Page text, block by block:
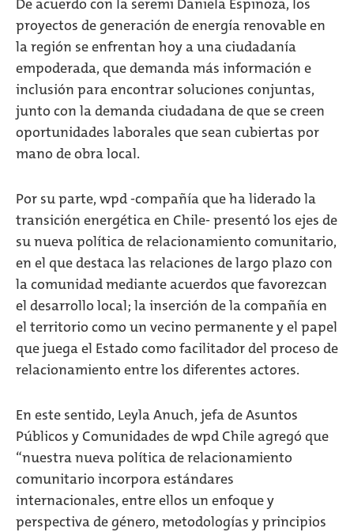
De acuerdo con la seremi Daniela Espinoza, los
proyectos de generación de energía renovable en
la región se enfrentan hoy a una ciudadanía
empoderada, que demanda más información e
inclusión para encontrar soluciones conjuntas,
junto con la demanda ciudadana de que se creen
oportunidades laborales que sean cubiertas por
mano de obra local.
Por su parte, wpd -compañía que ha liderado la
transición energética en Chile- presentó los ejes de
su nueva política de relacionamiento comunitario,
en el que destaca las relaciones de largo plazo con
la comunidad mediante acuerdos que favorezcan
el desarrollo local; la inserción de la compañía en
el territorio como un vecino permanente y el papel
que juega el Estado como facilitador del proceso de
relacionamiento entre los diferentes actores.
En este sentido, Leyla Anuch, jefa de Asuntos
Públicos y Comunidades de wpd Chile agregó que
“nuestra nueva política de relacionamiento
comunitario incorpora estándares
internacionales, entre ellos un enfoque y
perspectiva de género, metodologías y principios